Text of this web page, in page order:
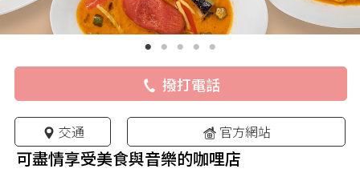
撥打電話
交通 官方網站
可盡情享受美食與音樂的咖哩店